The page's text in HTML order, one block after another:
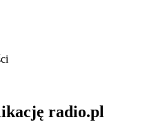
radio.pl